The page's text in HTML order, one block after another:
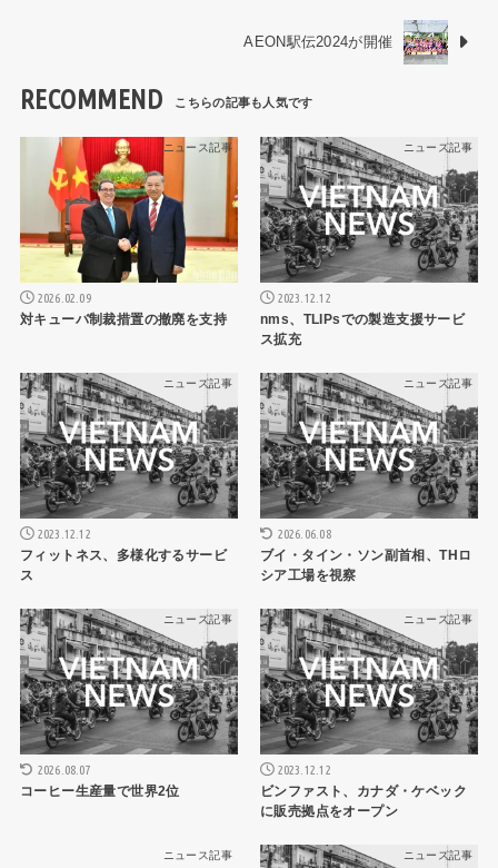
AEON駅伝2024が開催
RECOMMEND
ニュース記事
2026.02.09
対キューバ制裁措置の撤廃を支持
ニュース記事
2023.12.12
nms、TLIPsでの製造支援サービ
ス拡充
ニュース記事
2023.12.12
フィットネス、多様化するサービ
ス
ニュース記事
2026.06.08
ブイ・タイン・ソン副首相、THロ
シア工場を視察
ニュース記事
2026.08.07
コーヒー生産量で世界2位
ニュース記事
2023.12.12
ビンファスト、カナダ・ケベック
に販売拠点をオープン
ニュース記事 ニュース記事